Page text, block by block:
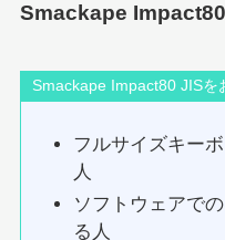
Smackape
Smackape Impact80 JISを
フルサイズキー
人
ソフトウェアで
る人